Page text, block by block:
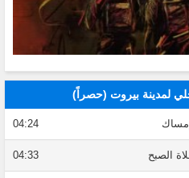
لمدينة بيروت (حصراً)
04:24
الصبح 04:33